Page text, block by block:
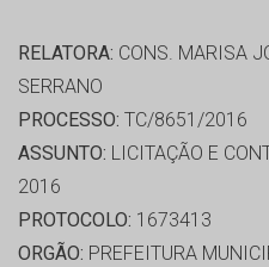
RELATORA: CONS. MARISA
SERRANO
PROCESSO: TC/8651/2016
ASSUNTO: LICITAÇÃO E
2016
PROTOCOLO: 1673413
ORGÃO: PREFEITURA